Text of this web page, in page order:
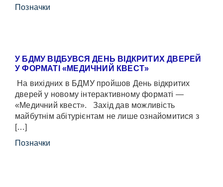
Позначки
У БДМУ ВІДБУВСЯ ДЕНЬ ВІДКРИТИХ ДВЕРЕЙ
У ФОРМАТІ «МЕДИЧНИЙ КВЕСТ»
На вихідних в БДМУ пройшов День відкритих
дверей у новому інтерактивному форматі —
«Медичний квест». Захід дав можливість
майбутнім абітурієнтам не лише ознайомитися з
[…]
Позначки